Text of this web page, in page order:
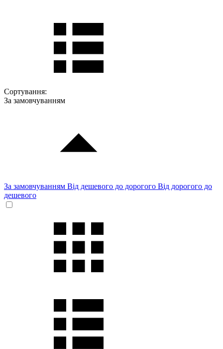
Сортування:
За замовчуванням
За замовчуванням Від дешевого до дорогого Від дорогого до
дешевого